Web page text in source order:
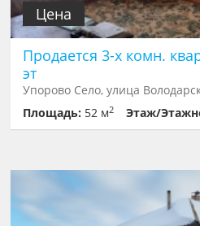
Цена
Продается 3-х комн.
эт
Упорово Село, улица
Площадь: 52 м2 Этаж/